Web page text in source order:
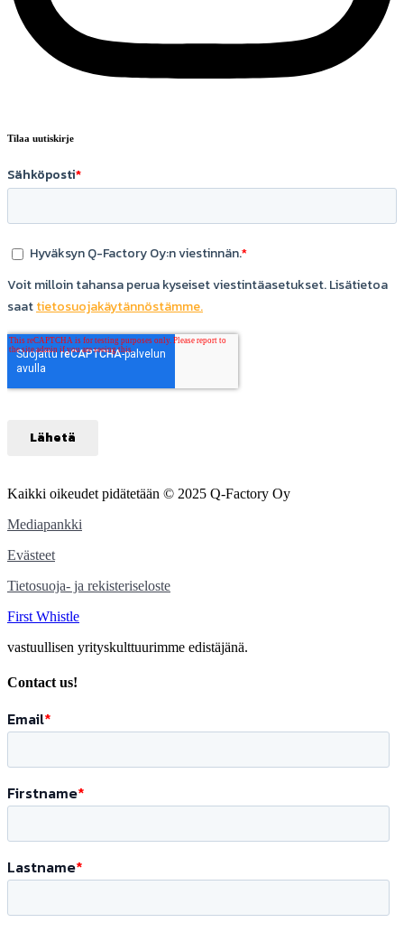
Tilaa uutiskirje
Kaikki oikeudet pidätetään © 2025 Q-Factory Oy
Mediapankki
Evästeet
Tietosuoja- ja rekisteriseloste
First Whistle
vastuullisen yrityskulttuurimme edistäjänä.
Contact us!